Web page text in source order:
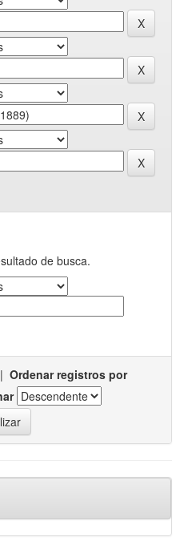
de busca.
| Ordenar registros por